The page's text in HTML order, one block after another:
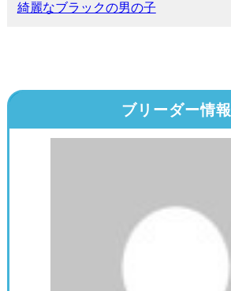
綺麗なブラックの男の子
ブリーダー情報